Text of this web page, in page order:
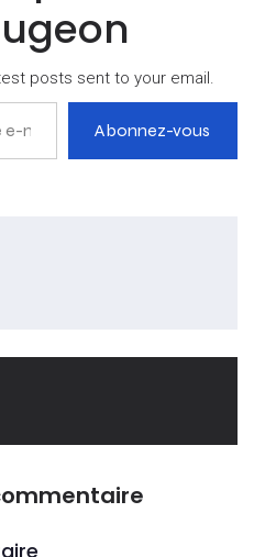
posts sent to your email.
Abonnez-vous